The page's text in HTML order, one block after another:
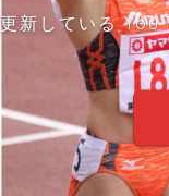
新している You